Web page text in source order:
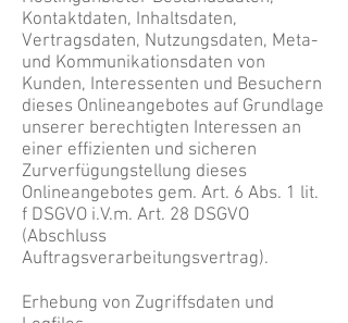
Kontaktdaten, Inhaltsdaten,
Vertragsdaten, Nutzungsdaten, Meta-
und Kommunikationsdaten von
Kunden, Interessenten und Besuchern
dieses Onlineangebotes auf Grundlage
unserer berechtigten Interessen an
einer effizienten und sicheren
Zurverfügungstellung dieses
Onlineangebotes gem. Art. 6 Abs. 1 lit.
f DSGVO i.V.m. Art. 28 DSGVO
(Abschluss
Auftragsverarbeitungsvertrag).
Erhebung von Zugriffsdaten und